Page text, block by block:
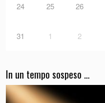
24 25 26
31 1 2
In un tempo sospeso …